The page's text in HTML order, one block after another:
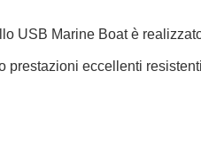
USB Marine Boat è
prestazioni eccellenti